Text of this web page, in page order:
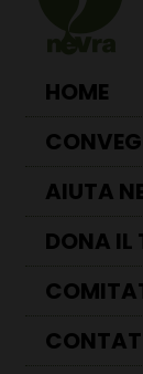
HOME
AIUTA
DONA IL